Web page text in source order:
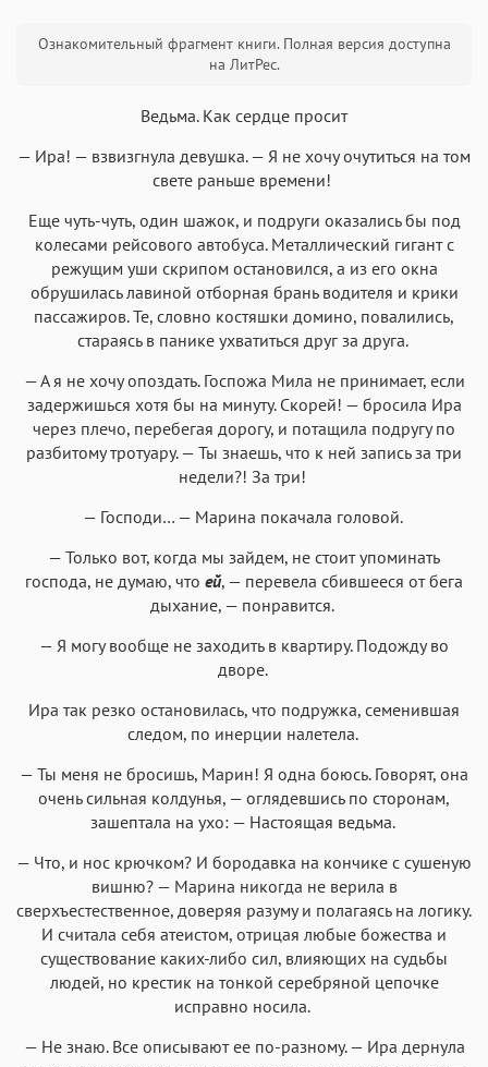
Аа Аа
Аа
Iowan
Аа
San Francisco Аа
SF Serif Аа
New York
Аа
Helvetica Neue
Аа
Arial Аа
Georgia
Аа
Times New Roman
Аа
Courier
Аа
Courier New
Аа
Menlo
Аа
SF Mono
Ознакомительный фрагмент книги. Полная версия доступна
на ЛитРес.
Ведьма. Как сердце просит
— Ира! — взвизгнула девушка. — Я не хочу очутиться на том
свете раньше времени!
Еще чуть-чуть, один шажок, и подруги оказались бы под
колесами рейсового автобуса. Металлический гигант с
режущим уши скрипом остановился, а из его окна
обрушилась лавиной отборная брань водителя и крики
пассажиров. Те, словно костяшки домино, повалились,
стараясь в панике ухватиться друг за друга.
— А я не хочу опоздать. Госпожа Мила не принимает, если
задержишься хотя бы на минуту. Скорей! — бросила Ира
через плечо, перебегая дорогу, и потащила подругу по
разбитому тротуару. — Ты знаешь, что к ней запись за три
недели?! За три!
— Господи… — Марина покачала головой.
— Только вот, когда мы зайдем, не стоит упоминать
господа, не думаю, что ей, — перевела сбившееся от бега
дыхание, — понравится.
— Я могу вообще не заходить в квартиру. Подожду во
дворе.
Ира так резко остановилась, что подружка, семенившая
следом, по инерции налетела.
— Ты меня не бросишь, Марин! Я одна боюсь. Говорят, она
очень сильная колдунья, — оглядевшись по сторонам,
зашептала на ухо: — Настоящая ведьма.
— Что, и нос крючком? И бородавка на кончике с сушеную
вишню? — Марина никогда не верила в
сверхъестественное, доверяя разуму и полагаясь на логику.
И считала себя атеистом, отрицая любые божества и
существование каких-либо сил, влияющих на судьбы
людей, но крестик на тонкой серебряной цепочке
исправно носила.
— Не знаю. Все описывают ее по-разному. — Ира дернула